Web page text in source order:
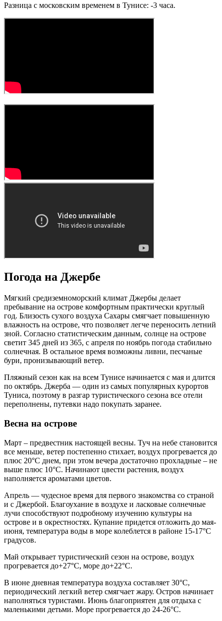
Разница с московским временем в Тунисе: -3 часа.
Погода на Джербе
Мягкий средиземноморский климат Джербы делает
пребывание на острове комфортным практически круглый
год. Близость сухого воздуха Сахары смягчает повышенную
влажность на острове, что позволяет легче переносить летний
зной. Согласно статистическим данным, солнце на острове
светит 345 дней из 365, с апреля по ноябрь погода стабильно
солнечная. В остальное время возможны ливни, песчаные
бури, пронизывающий ветер.
Пляжный сезон как на всем Тунисе начинается с мая и длится
по октябрь. Джерба — один из самых популярных курортов
Туниса, поэтому в разгар туристического сезона все отели
переполнены, путевки надо покупать заранее.
Весна на острове
Март – предвестник настоящей весны. Туч на небе становится
все меньше, ветер постепенно стихает, воздух прогревается до
плюс 20°C днем, при этом вечера достаточно прохладные – не
выше плюс 10°C. Начинают цвести растения, воздух
наполняется ароматами цветов.
Апрель — чудесное время для первого знакомства со страной
и с Джербой. Благоухание в воздухе и ласковые солнечные
лучи способствуют подробному изучению культуры на
острове и в окрестностях. Купание придется отложить до мая-
июня, температура воды в море колеблется в районе 15-17°C
градусов.
Май открывает туристический сезон на острове, воздух
прогревается до+27°C, море до+22°C.
В июне дневная температура воздуха составляет 30°C,
периодический легкий ветер смягчает жару. Остров начинает
наполняться туристами. Июнь благоприятен для отдыха с
маленькими детьми. Море прогревается до 24-26°C.